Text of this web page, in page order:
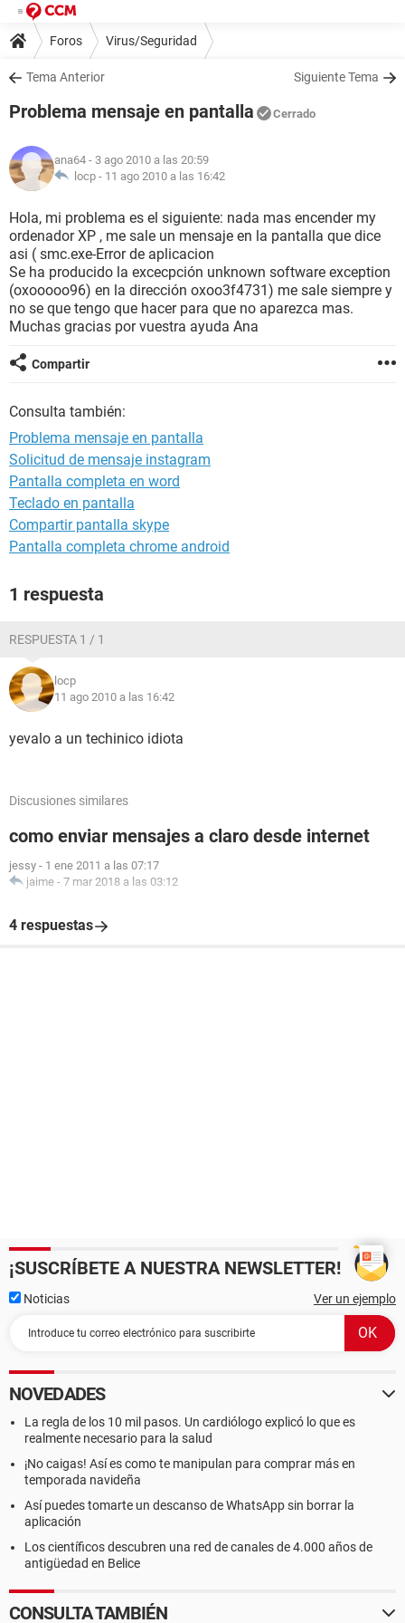
Foros Virus/Seguridad
Tema Anterior Siguiente Tema
Problema mensaje en pantalla Cerrado
ana64 - 3 ago 2010 a las 20:59
locp - 11 ago 2010 a las 16:42
Hola, mi problema es el siguiente: nada mas encender my
ordenador XP , me sale un mensaje en la pantalla que dice
asi ( smc.exe-Error de aplicacion
Se ha producido la excecpción unknown software exception
(oxooooo96) en la dirección oxoo3f4731) me sale siempre y
no se que tengo que hacer para que no aparezca mas.
Muchas gracias por vuestra ayuda Ana
Compartir
Consulta también:
Problema mensaje en pantalla
Solicitud de mensaje instagram
Pantalla completa en word
Teclado en pantalla
Compartir pantalla skype
Pantalla completa chrome android
1 respuesta
RESPUESTA 1 / 1
locp
11 ago 2010 a las 16:42
yevalo a un techinico idiota
Discusiones similares
como enviar mensajes a claro desde internet
jessy - 1 ene 2011 a las 07:17
jaime - 7 mar 2018 a las 03:12
4 respuestas
¡SUSCRÍBETE A NUESTRA NEWSLETTER!
Noticias Ver un ejemplo
NOVEDADES
La regla de los 10 mil pasos. Un cardiólogo explicó lo que es
realmente necesario para la salud
¡No caigas! Así es como te manipulan para comprar más en
temporada navideña
Así puedes tomarte un descanso de WhatsApp sin borrar la
aplicación
Los científicos descubren una red de canales de 4.000 años de
antigüedad en Belice
CONSULTA TAMBIÉN